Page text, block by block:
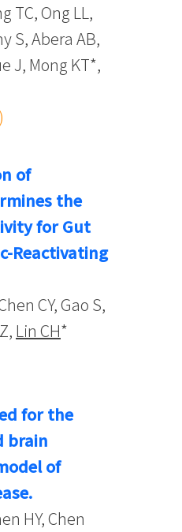
TC, Ong LL,
S, Abera AB,
J, Mong KT*,
of
the
for Gut
Reactivating
CY, Gao S,
Lin CH*
for the
brain
of
HY, Chen